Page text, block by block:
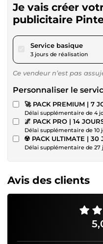
Je vais créer
publicitaire
Service basiquepour
3 jours de réalisation
Ce vendeur n’est pas
Personnaliser le
🚀 PACK PREMIUM | 7
Délai supplémentaire de 4
🌌 PACK PRO | 14
Délai supplémentaire de 10
☢️ PACK ULTIMATE | 30
Délai supplémentaire de 27
Avis des clients